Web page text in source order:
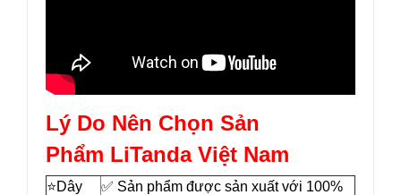
Lý Do Nên Chọn Sản
Phẩm LiTanda Việt Nam
⭐️Dây
✅ Sản phẩm được sản xuất với 100%